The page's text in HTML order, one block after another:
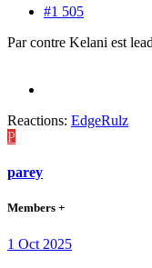
#1 505
Par contre Kelani est
Reactions: EdgeRulz
P
parey
Members +
1 Oct 2025